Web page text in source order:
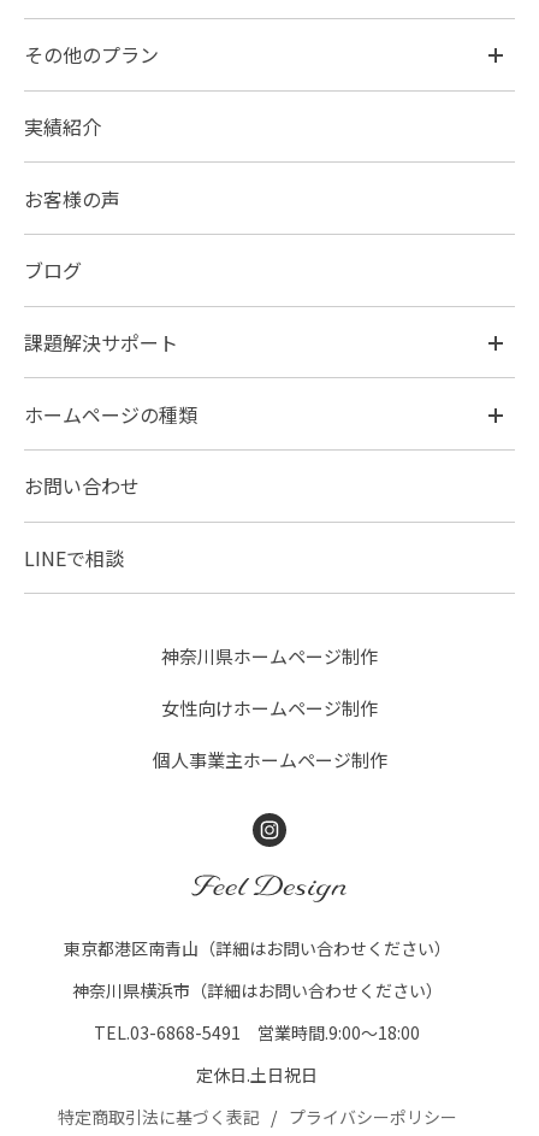
その他のプラン
実績紹介
お客様の声
ブログ
課題解決サポート
ホームページの種類
お問い合わせ
LINEで相談
神奈川県ホームページ制作
女性向けホームページ制作
個人事業主ホームページ制作
東京都港区南青山（詳細はお問い合わせください）
神奈川県横浜市（詳細はお問い合わせください）
TEL.03-6868-5491 営業時間.9:00～18:00
定休日.土日祝日
特定商取引法に基づく表記
プライバシーポリシー